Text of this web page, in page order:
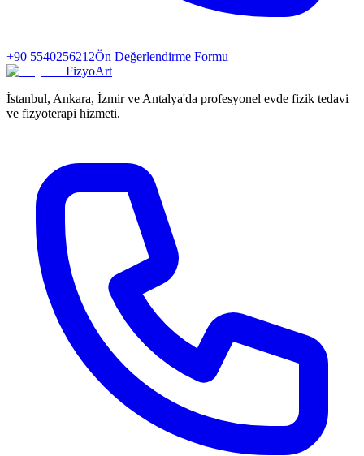
+90 5540256212Ön Değerlendirme Formu
FizyoArt
İstanbul, Ankara, İzmir ve Antalya'da profesyonel evde fizik tedavi
ve fizyoterapi hizmeti.